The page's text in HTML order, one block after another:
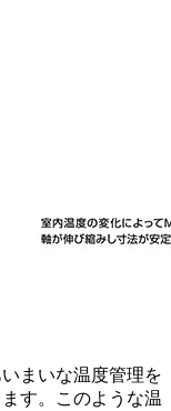
まいな温度管理を
す。このような温